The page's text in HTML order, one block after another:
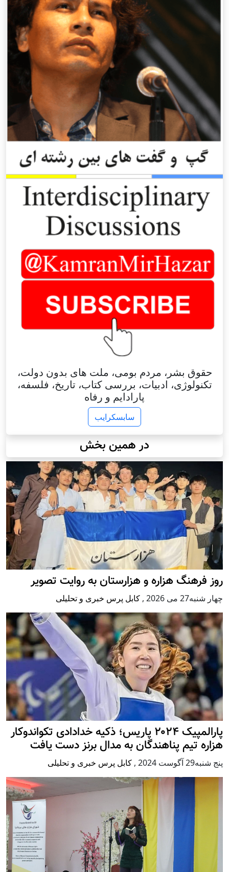
حقوق بشر، مردم بومی، ملت های بدون دولت،
تکنولوژی، ادبیات، بررسی کتاب، تاریخ، فلسفه،
پارادایم و رفاه
سابسکرایب
در همین بخش
روز فرهنگ هزاره و هزارستان به روایت تصویر
چهار شنبه27 می 2026 , کابل پرس خبری و تحلیلی
پارالمپیک ۲۰۲۴ پاریس؛ ذکیه خدادادی تکواندوکار
هزاره تیم پناهندگان به مدال برنز دست یافت
پنج شنبه29 آگوست 2024 , کابل پرس خبری و تحلیلی